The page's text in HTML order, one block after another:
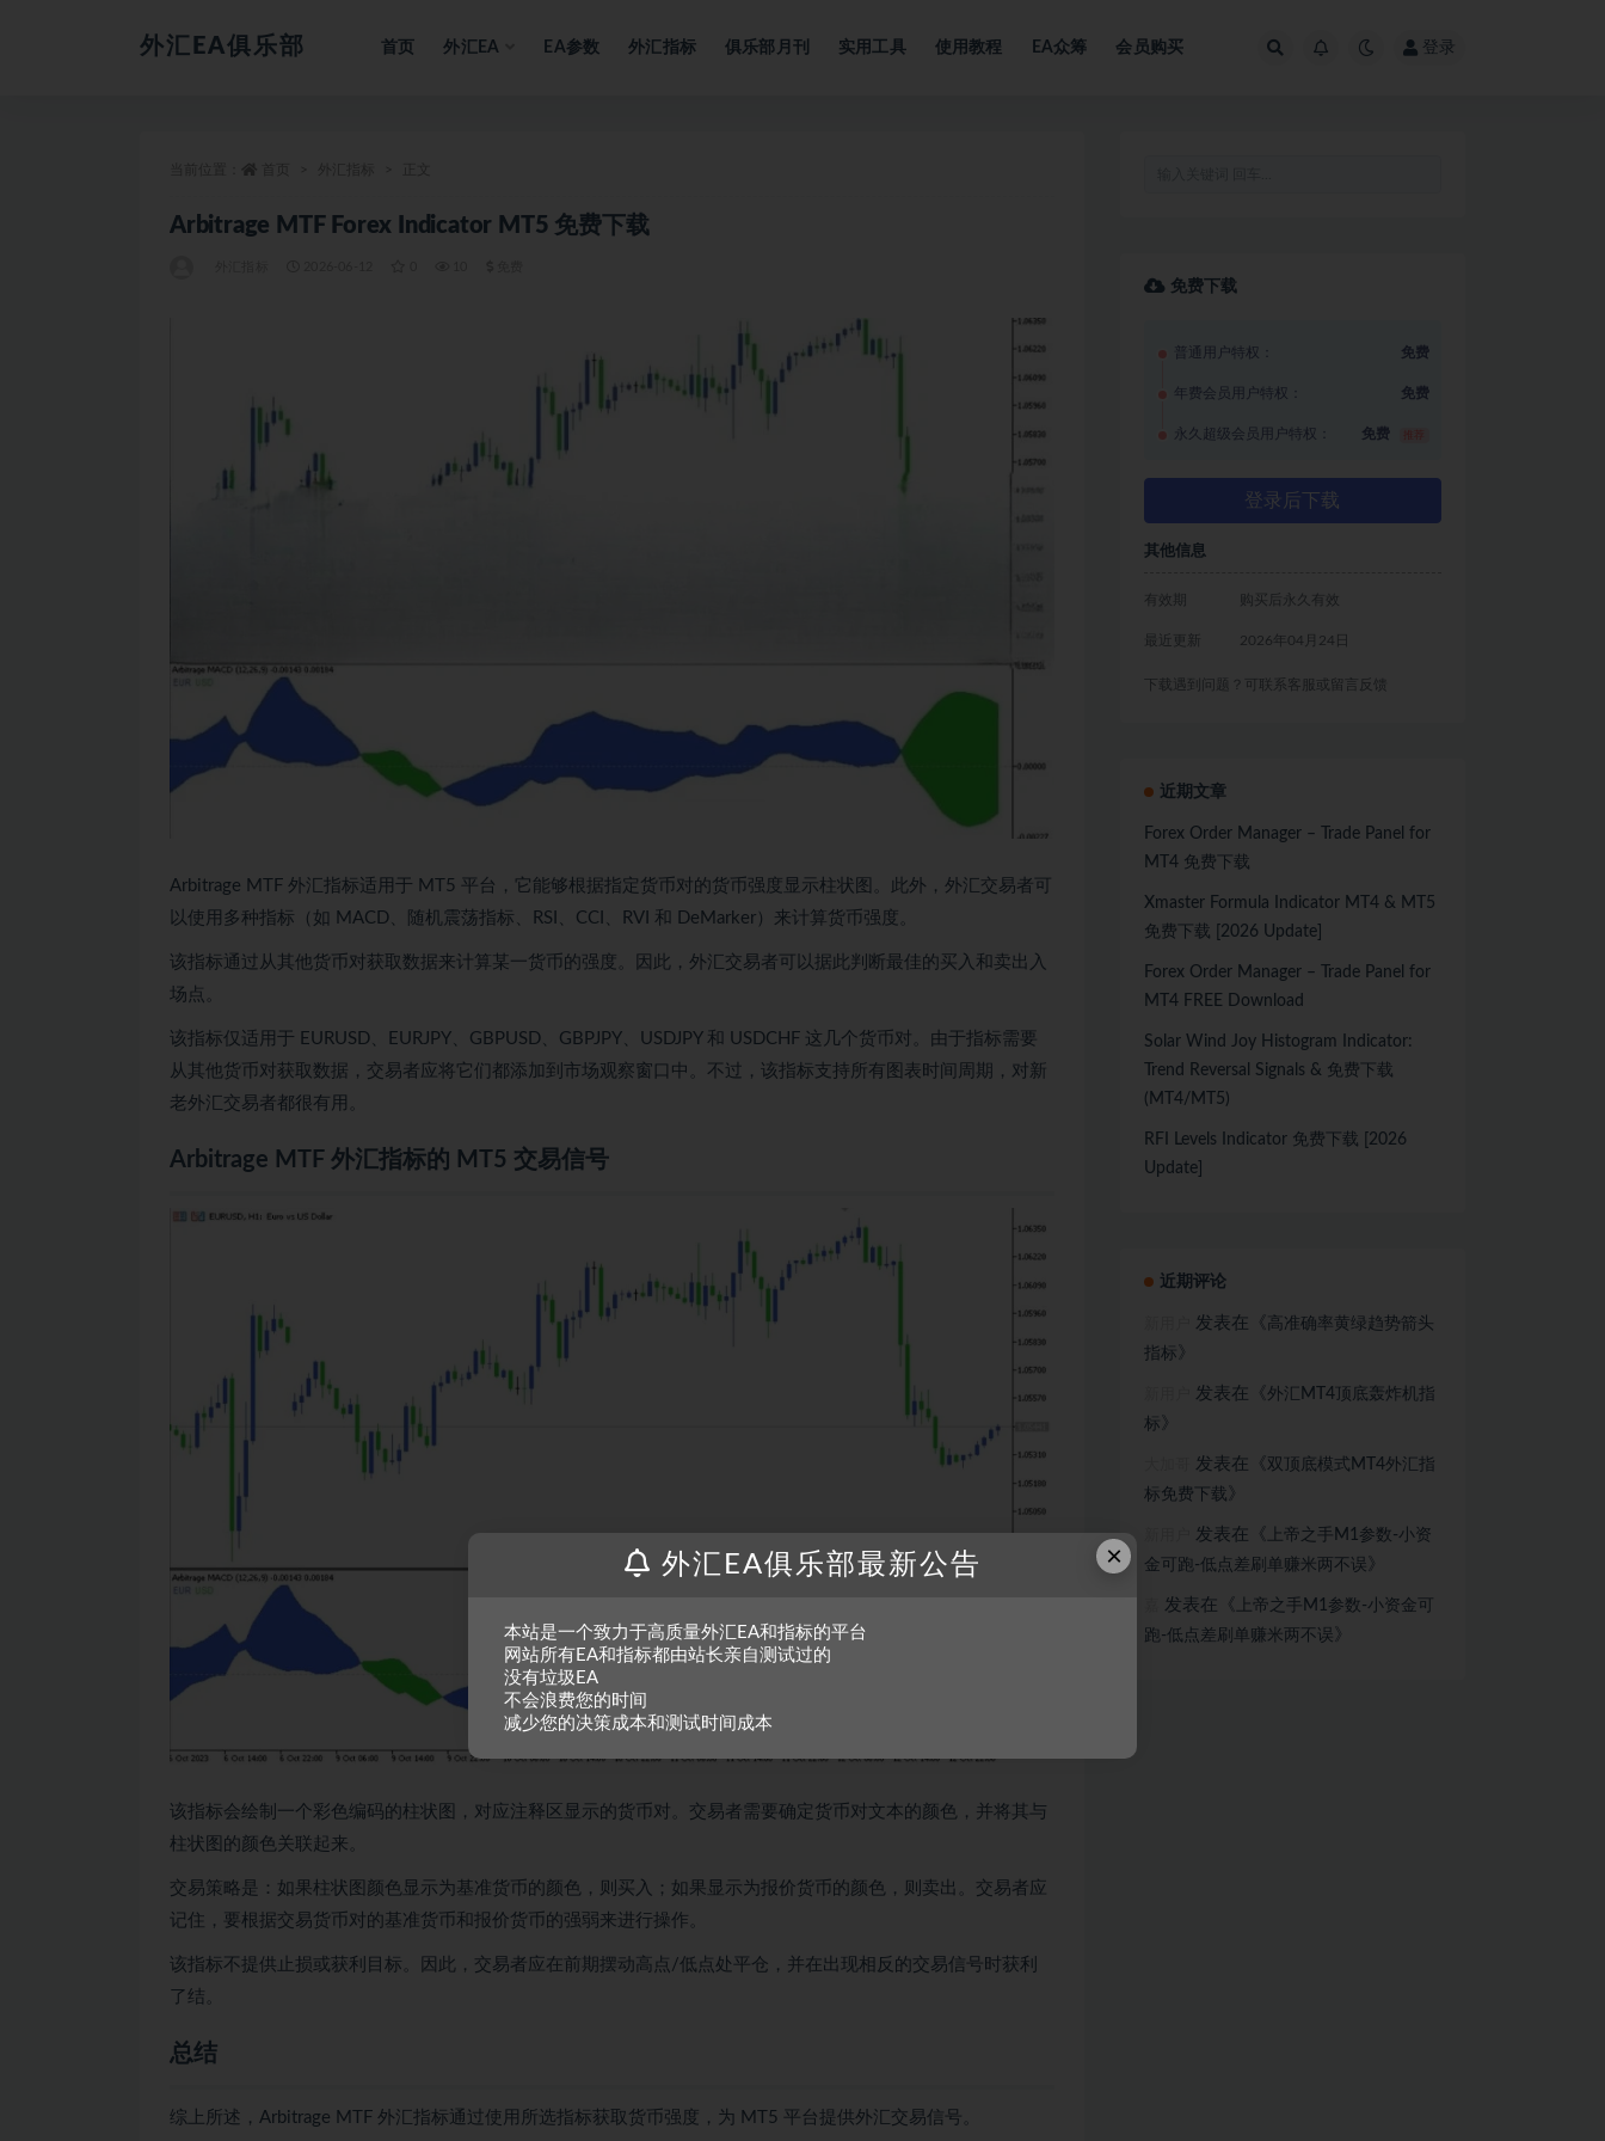
外汇EA俱乐部 首页 外汇EA EA参数 外汇指标 俱乐部月刊 实用工具 使用教程 EA众筹 会员购买 登录
Arbitrage MTF Forex Indicator MT5 免费下载
Arbitrage MTF 外汇指标适用于 MT5 平台，它能够根据指定货币对的货币强度显示柱状图。此外，外汇交易者可
以使用多种指标（如 MACD、随机震荡指标、RSI、CCI、RVI 和 DeMarker）来计算货币强度。
该指标通过从其他货币对获取数据来计算某一货币的强度。因此，外汇交易者可以据此判断最佳的买入和卖出入
场点。
该指标仅适用于 EURUSD、EURJPY、GBPUSD、GBPJPY、USDJPY 和 USDCHF 这几个货币对。由于指标需要
从其他货币对获取数据，交易者应将它们都添加到市场观察窗口中。不过，该指标支持所有图表时间周期，对新
老外汇交易者都很有用。
Arbitrage MTF 外汇指标的 MT5 交易信号
该指标会绘制一个彩色编码的柱状图，对应注释区显示的货币对。交易者需要确定货币对文本的颜色，并将其与
柱状图的颜色关联起来。
交易策略是：如果柱状图颜色显示为基准货币的颜色，则买入；如果显示为报价货币的颜色，则卖出。交易者应
记住，要根据交易货币对的基准货币和报价货币的强弱来进行操作。
该指标不提供止损或获利目标。因此，交易者应在前期摆动高点/低点处平仓，并在出现相反的交易信号时获利
了结。
总结
综上所述，Arbitrage MTF 外汇指标通过使用所选指标获取货币强度，为 MT5 平台提供外汇交易信号。
免费下载
普通用户特权： 免费
年费会员用户特权： 免费
永久超级会员用户特权： 免费
登录后下载
其他信息
有效期 购买后永久有效
最近更新 2026年04月24日
下载遇到问题？可联系客服或留言反馈
近期文章
Forex Order Manager – Trade Panel for
MT4 免费下载
Xmaster Formula Indicator MT4 & MT5
免费下载 [2026 Update]
Forex Order Manager – Trade Panel for
MT4 FREE Download
Solar Wind Joy Histogram Indicator:
Trend Reversal Signals & 免费下载
(MT4/MT5)
RFI Levels Indicator 免费下载 [2026
Update]
近期评论
发表在《 高准确率黄绿趋势箭头
指标 》
发表在《 外汇MT4顶底轰炸机指
标 》
发表在《 双顶底模式MT4外汇指
标免费下载 》
发表在《
上帝之手M1参数-小资
金可跑-低点差刷单赚米两不误 》
发表在《
上帝之手M1参数-小资金可
跑-低点差刷单赚米两不误 》
×
外汇EA俱乐部最新公告
本站是一个致力于高质量外汇EA和指标的平台
网站所有EA和指标都由站长亲自测试过的
没有垃圾EA
不会浪费您的时间
减少您的决策成本和测试时间成本